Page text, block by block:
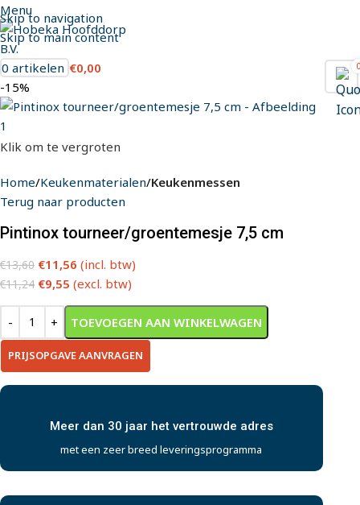
Skip to navigation
Skip to main content
Menu
0
0 artikelen €0,00
-15%
Klik om te vergroten
Home Keukenmaterialen Keukenmessen
Terug naar producten
Pintinox tourneer/groentemesje 7,5 cm
€13,60 €11,56 (incl. btw)
€11,24 €9,55 (excl. btw)
TOEVOEGEN AAN WINKELWAGEN
PRIJSOPGAVE AANVRAGEN
Meer dan 30 jaar het vertrouwde adres
met een zeer breed leveringsprogramma